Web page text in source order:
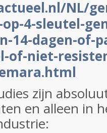
NL/
4-sleutel-
14-dagen-of-
of-niet-
zijn
en alleen in